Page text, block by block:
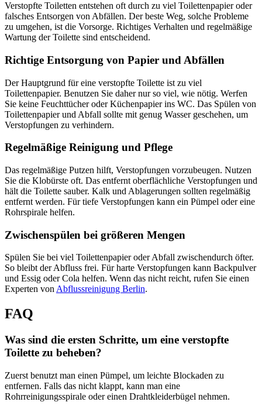
Verstopfte Toiletten entstehen oft durch zu viel Toilettenpapier oder
falsches Entsorgen von Abfällen. Der beste Weg, solche Probleme
zu umgehen, ist die Vorsorge. Richtiges Verhalten und regelmäßige
Wartung der Toilette sind entscheidend.
Richtige Entsorgung von Papier und Abfällen
Der Hauptgrund für eine verstopfte Toilette ist zu viel
Toilettenpapier. Benutzen Sie daher nur so viel, wie nötig. Werfen
Sie keine Feuchttücher oder Küchenpapier ins WC. Das Spülen von
Toilettenpapier und Abfall sollte mit genug Wasser geschehen, um
Verstopfungen zu verhindern.
Regelmäßige Reinigung und Pflege
Das regelmäßige Putzen hilft, Verstopfungen vorzubeugen. Nutzen
Sie die Klobürste oft. Das entfernt oberflächliche Verstopfungen und
hält die Toilette sauber. Kalk und Ablagerungen sollten regelmäßig
entfernt werden. Für tiefe Verstopfungen kann ein Pümpel oder eine
Rohrspirale helfen.
Zwischenspülen bei größeren Mengen
Spülen Sie bei viel Toilettenpapier oder Abfall zwischendurch öfter.
So bleibt der Abfluss frei. Für harte Verstopfungen kann Backpulver
und Essig oder Cola helfen. Wenn das nicht reicht, rufen Sie einen
Experten vonAbflussreinigung Berlin.
FAQ
Was sind die ersten Schritte, um eine verstopfte
Toilette zu beheben?
Zuerst benutzt man einen Pümpel, um leichte Blockaden zu
entfernen. Falls das nicht klappt, kann man eine
Rohrreinigungsspirale oder einen Drahtkleiderbügel nehmen.